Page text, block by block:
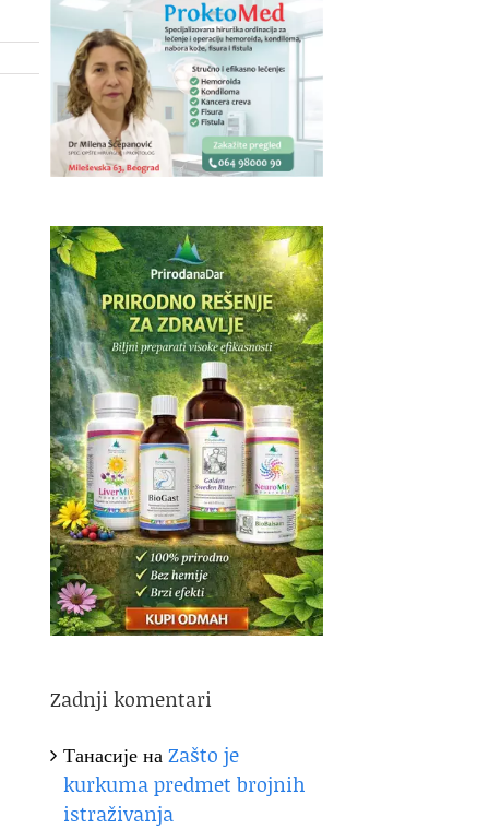
Zadnji komentari
ТанасијенаZašto je
kurkuma predmet brojnih
istraživanja